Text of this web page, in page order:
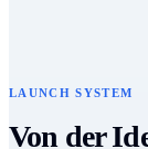
LAUNCH SYSTEM
Von der